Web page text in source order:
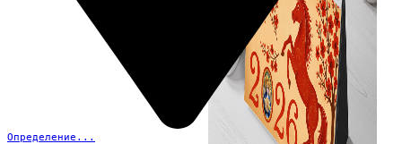
Определение...